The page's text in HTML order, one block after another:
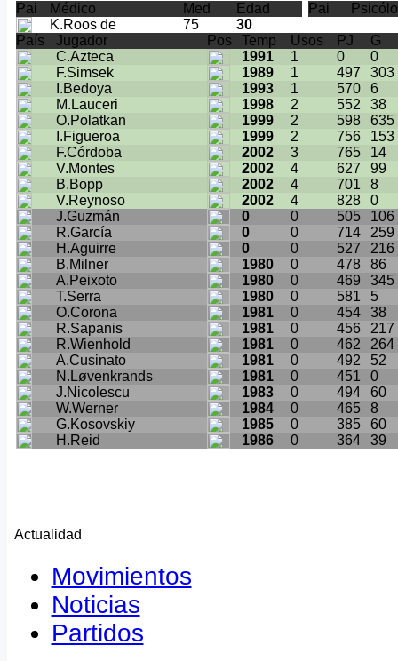
Pai Médico Med Edad Pai
K.Roos de
75
30
País
Jugador Pos Temp Usos PJ
G
C.Azteca
1991 1 0
0
F.Simsek
1989 1 497
303
I.Bedoya
1993 1 570
6
M.Lauceri
1998 2 552
38
O.Polatkan
1999 2 598
635
I.Figueroa
1999 2 756
153
F.Córdoba
2002 3 765
14
V.Montes
2002 4 627
99
B.Bopp
2002 4 701
8
V.Reynoso
2002 4 828
0
J.Guzmán
0 0 505
106
R.García
0 0 714
259
H.Aguirre
0 0 527
216
B.Milner
1980 0 478
86
A.Peixoto
1980 0 469
345
T.Serra
1980 0 581
5
O.Corona
1981 0 454
38
R.Sapanis
1981 0 456
217
R.Wienhold
1981 0 462
264
A.Cusinato
1981 0 492
52
N.Løvenkrands
1981 0 451
0
J.Nicolescu
1983 0 494
60
W.Werner
1984 0 465
8
G.Kosovskiy
1985 0 385
60
H.Reid
1986 0 364 39
Actualidad
Movimientos
Noticias
Partidos